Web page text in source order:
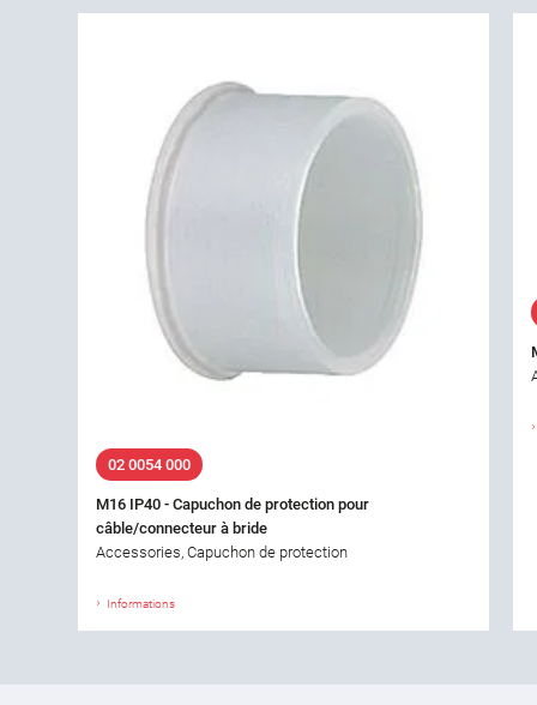
02 0054 000
M16 IP40 - Capuchon de protection pour
câble/connecteur à bride
Accessories, Capuchon de protection
Informations